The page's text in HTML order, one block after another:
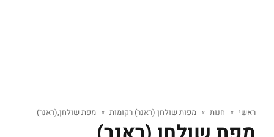
ראשי » חנות » מפות שולחן (ראנר) רקומות » מפת שולחן,(ראנר)